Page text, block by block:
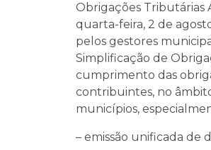
Obrigações Tributárias
quarta-feira, 2 de
pelos gestores
Simplificação de
cumprimento das
contribuintes, no
municípios,
– emissão unificada de